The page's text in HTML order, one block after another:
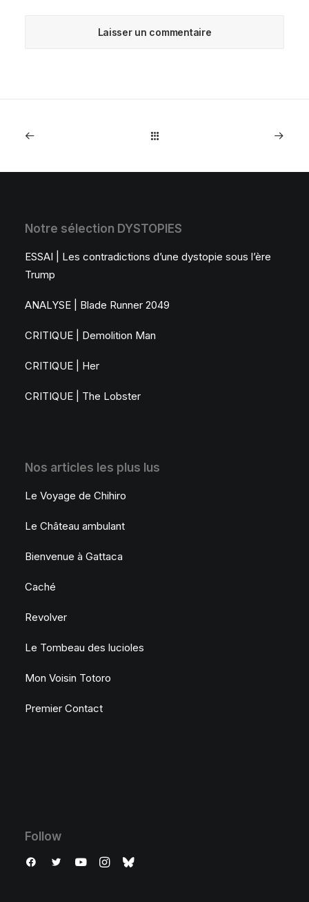
Notre sélection DYSTOPIES
ESSAI | Les contradictions d’une dystopie sous l’ère
Trump
ANALYSE | Blade Runner 2049
CRITIQUE | Demolition Man
CRITIQUE | Her
CRITIQUE | The Lobster
Nos articles les plus lus
Le Voyage de Chihiro
Le Château ambulant
Bienvenue à Gattaca
Caché
Revolver
Le Tombeau des lucioles
Mon Voisin Totoro
Premier Contact
Follow